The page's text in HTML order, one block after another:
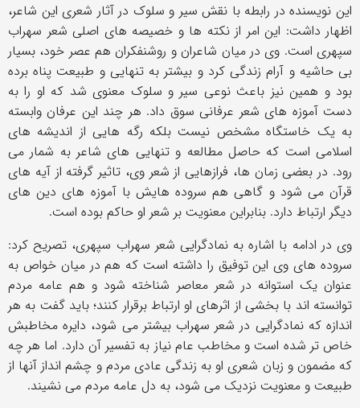
این نویسنده در رابطه با نقش سیر و سلوک در آثار شعری این شاعر،
اظهار داشت: این امر از نکته ها و خصیصه های اصلی شعر سهراب
سپهری است. وی در میان شاعران و روشنفکران هم عصر خود، بسیار
بی حاشیه و آرام زندگی کرد و بیشتر به تنهایی و طبیعت پناه برده
بود و همین نیز باعث نوعی سیر و سلوک معنوی شد که او را به
دست آموزه های شعر عرفانی سوق داد. هر چند این عرفان وابسته
به یک خاستگاه مشخص نیست بلکه رگه هایی از اندیشه های
اسلامی است که حاصل مطالعه و تنهایی های شاعر به شمار می
رود. در بعضی زمان ها، فرازهایی از شعر وی، تاثیر گرفته از آیه های
قرآن می شود و گاهی هم سروده هایش با آموزه های دین های
دیگر ارتباط دارد. بنابراین معنویت بر شعر او حاکم بوده است.
وی در ادامه با اشاره به نمادگرایی شعر سهراب سپهری، تصریح کرد:
سروده های وی این توفیق را داشته است که هم در میان خواص به
عنوان یک استوانه در شعر معاصر شناخته شود و هم عامه مردم
توانسته اند با بخشی از اثرهای او ارتباط برقرار کنند؛ باید گفت به هر
اندازه که نمادگرایی در شعر سهراب بیشتر می شود، دایره مخاطبش
خاص تر شده است و مخاطب عام نیاز به تفسیر آن دارد. اما هر چه
که مضمون و زبان شعری او به زندگی عادی مردم و چشم انداز آنها از
طبیعت و معنویت نزدیک می شود، به دل عامه مردم می نشیند.